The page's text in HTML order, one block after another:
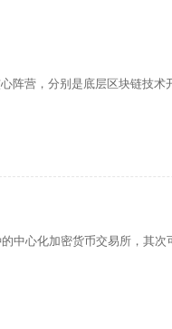
阵营，分别是底层区块链技术
中心化加密货币交易所，其次